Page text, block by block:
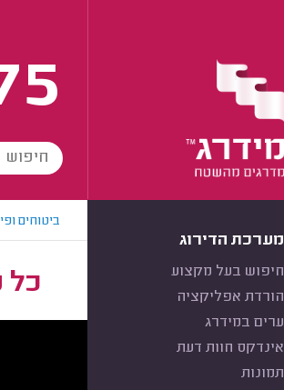
מערכת הדירוג
חיפוש בעל מקצוע
הורדת אפליקציה
ערים במידרג
אינדקס חוות דעת
תמונות
ביטוחים
כל